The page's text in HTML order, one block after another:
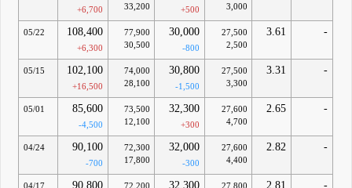
+6,700
33,200
+500
3,000
05/22 108,400
+6,300
77,900
30,500
30,000
-800
27,500
2,500
3.61 -
05/15 102,100
+16,500
74,000
28,100
30,800
-1,500
27,500
3,300
3.31 -
05/01 85,600
-4,500
73,500
12,100
32,300
+300
27,600
4,700
2.65 -
04/24 90,100
-700
72,300
17,800
32,000
-300
27,600
4,400
2.82 -
04/17 90,800
72,200
32,300
27,800
2.81 -